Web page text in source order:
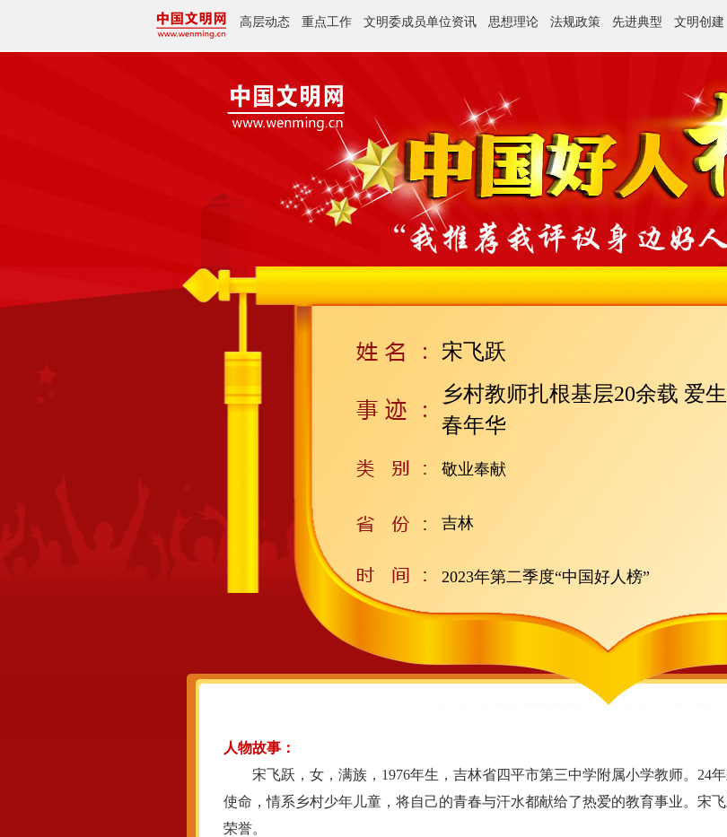
高层动态 重点工作 文明委成员单位资讯 思想理论 法规政策 先进典型 文明创建
宋飞跃
乡村教师扎根基层20余载 爱
春年华
敬业奉献
吉林
2023年第二季度“中国好人榜”
人物故事：
宋飞跃，女，满族，1976年生，吉林省四平市第三中学附属小学教师。24年
使命，情系乡村少年儿童，将自己的青春与汗水都献给了热爱的教育事业。宋
荣誉。